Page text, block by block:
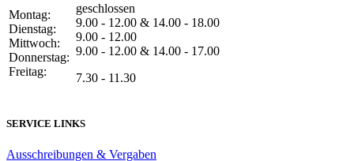
Montag:
Dienstag:
Mittwoch:
Donnerstag:
Freitag:
geschlossen
9.00 - 12.00 & 14.00 - 18.00
9.00 - 12.00
9.00 - 12.00 & 14.00 - 17.00
7.30 - 11.30
SERVICE LINKS
Ausschreibungen & Vergaben